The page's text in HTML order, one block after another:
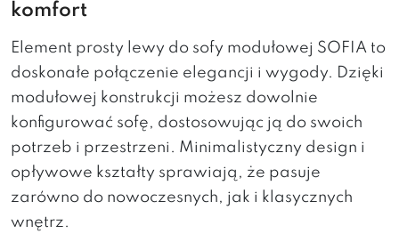
komfort
Element prosty lewy do sofy modułowej SOFIA to
doskonałe połączenie elegancji i wygody. Dzięki
modułowej konstrukcji możesz dowolnie
konfigurować sofę, dostosowując ją do swoich
potrzeb i przestrzeni. Minimalistyczny design i
opływowe kształty sprawiają, że pasuje
zarówno do nowoczesnych, jak i klasycznych
wnętrz.